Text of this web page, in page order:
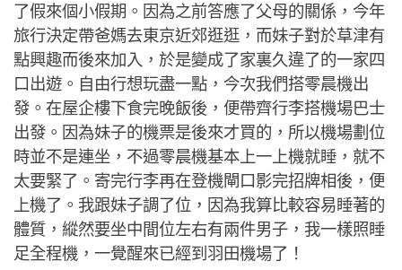
了假來個小假期。因為之前答應了父母的關係，今年
旅行決定帶爸媽去東京近郊逛逛，而妹子對於草津有
點興趣而後來加入，於是變成了家裏久違了的一家四
口出遊。自由行想玩盡一點，今次我們搭零晨機出
發。在屋企樓下食完晚飯後，便帶齊行李搭機場巴士
出發。因為妹子的機票是後來才買的，所以機場劃位
時並不是連坐，不過零晨機基本上一上機就睡，就不
太要緊了。寄完行李再在登機閘口影完招牌相後，便
上機了。我跟妹子調了位，因為我算比較容易睡著的
體質，縱然要坐中間位左右有兩件男子，我一樣照睡
足全程機，一覺醒來已經到羽田機場了！